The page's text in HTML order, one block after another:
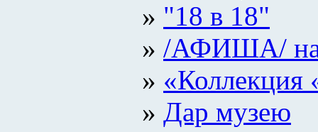
"18 в 18"
/АФИША/ на
«Коллекция
Дар музею